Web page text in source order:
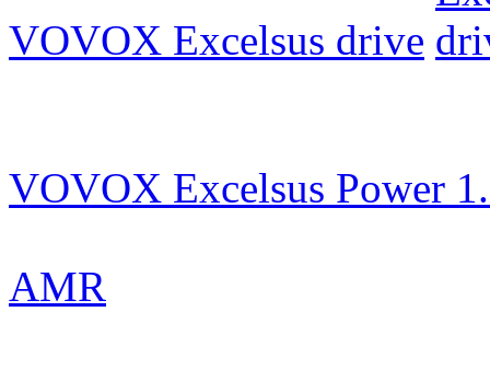
VOVOX Excelsus drive
VOVOX Excelsus Power
AMR